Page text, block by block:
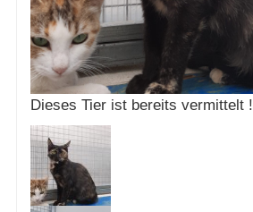
Dieses Tier ist bereits vermittelt !